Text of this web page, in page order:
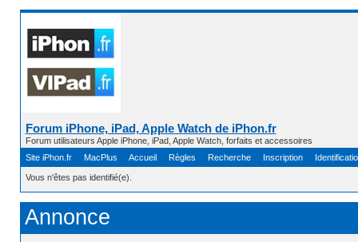
Forum iPhone, iPad, Apple Watch de iPhon.fr
Forum utilisateurs Apple iPhone, iPad, Apple Watch, forfaits et accessoires
Site iPhon.fr
MacPlus Accueil Règles Recherche Inscription
Vous n'êtes pas identifié(e).
Annonce